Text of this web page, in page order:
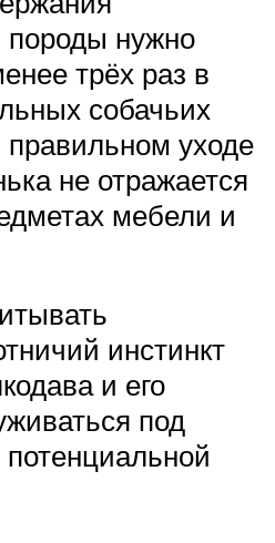
породы нужно
трёх раз в
собачьих
уходе
не отражается
мебели и
инстинкт
и его
под